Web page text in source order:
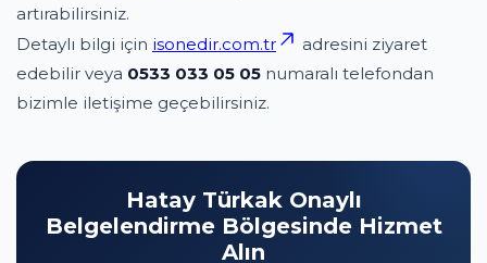
artırabilirsiniz.
Detaylı bilgi için isonedir.com.tr
adresini ziyaret
edebilir veya 0533 033 05 05 numaralı telefondan
bizimle iletişime geçebilirsiniz.
Hatay Türkak Onaylı
Belgelendirme Bölgesinde Hizmet
Alın